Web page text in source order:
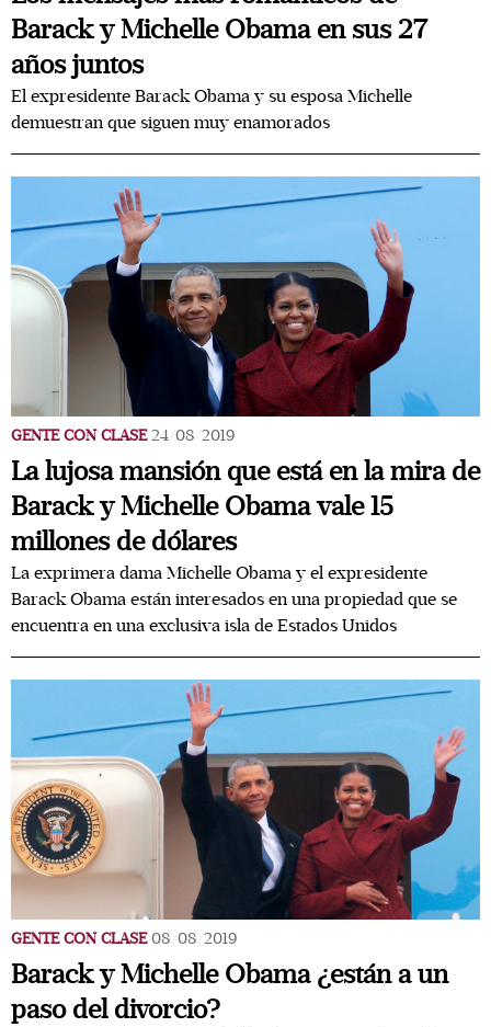
Barack y Michelle Obama en sus 27
años juntos
El expresidente Barack Obama y su esposa Michelle
demuestran que siguen muy enamorados
GENTE CON CLASE 24/08/2019
La lujosa mansión que está en la mira de
Barack y Michelle Obama vale 15
millones de dólares
La exprimera dama Michelle Obama y el expresidente
Barack Obama están interesados en una propiedad que se
encuentra en una exclusiva isla de Estados Unidos
GENTE CON CLASE 08/08/2019
Barack y Michelle Obama ¿están a un
paso del divorcio?